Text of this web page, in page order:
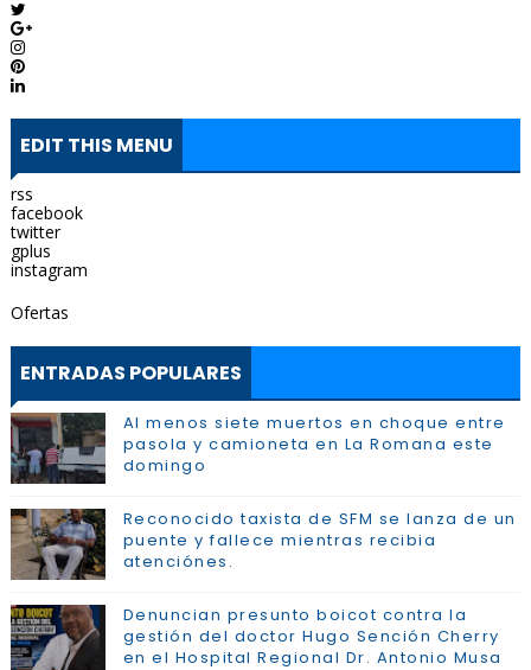
EDIT THIS MENU
rss
facebook
twitter
gplus
instagram
Ofertas
ENTRADAS POPULARES
Al menos siete muertos en choque entre
pasola y camioneta en La Romana este
domingo
Reconocido taxista de SFM se lanza de un
puente y fallece mientras recibia
atenciónes.
Denuncian presunto boicot contra la
gestión del doctor Hugo Sención Cherry
en el Hospital Regional Dr. Antonio Musa